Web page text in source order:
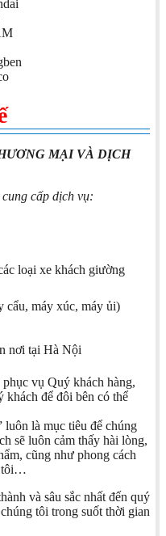
MẠI VÀ DỊCH
cấp dịch vụ:
loại xe khách giường
máy xúc, máy ủi)
nơi tại Hà Nội
vụ Quý khách hàng,
khách để đôi bên có thể
luôn là mục tiêu để chúng
sẽ luôn cảm thấy hài lòng,
cũng như phong cách
tôi…
và sâu sắc nhất đến quý
tôi trong suốt thời gian